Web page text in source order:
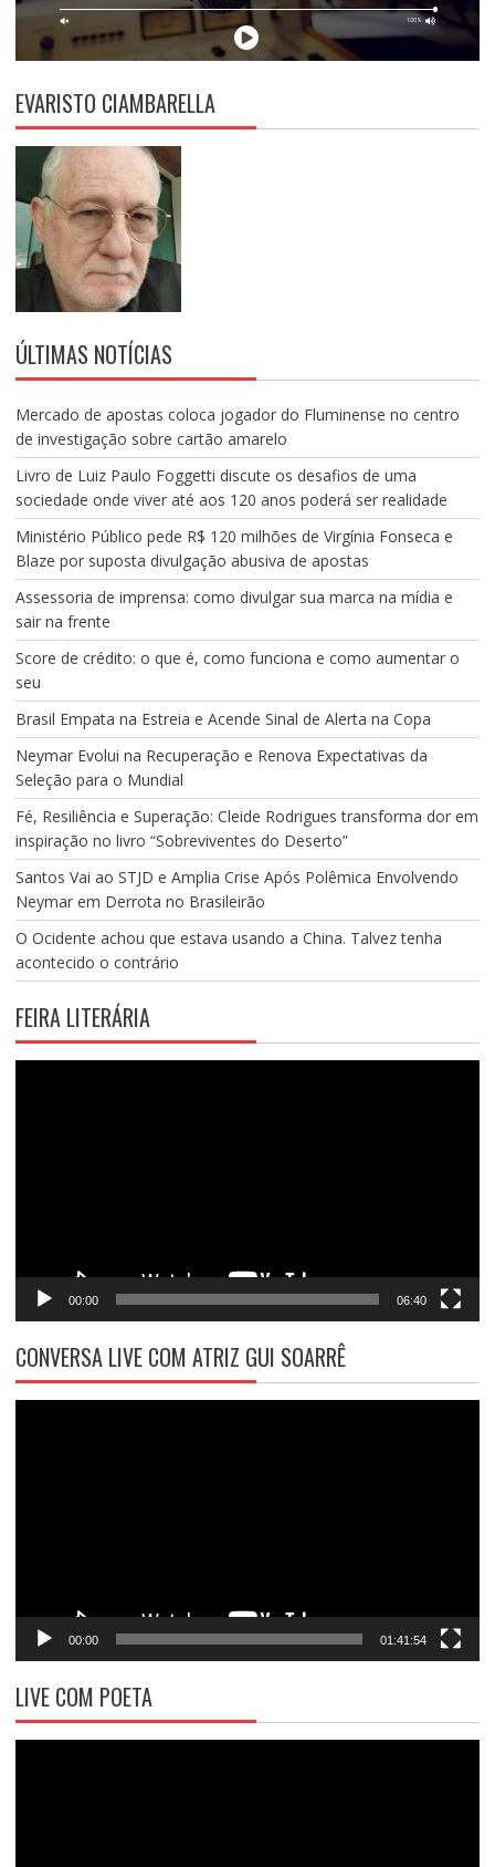
EVARISTO CIAMBARELLA
ÚLTIMAS NOTÍCIAS
Mercado de apostas coloca jogador do Fluminense no centro
de investigação sobre cartão amarelo
Livro de Luiz Paulo Foggetti discute os desafios de uma
sociedade onde viver até aos 120 anos poderá ser realidade
Ministério Público pede R$ 120 milhões de Virgínia Fonseca e
Blaze por suposta divulgação abusiva de apostas
Assessoria de imprensa: como divulgar sua marca na mídia e
sair na frente
Score de crédito: o que é, como funciona e como aumentar o
seu
Brasil Empata na Estreia e Acende Sinal de Alerta na Copa
Neymar Evolui na Recuperação e Renova Expectativas da
Seleção para o Mundial
Fé, Resiliência e Superação: Cleide Rodrigues transforma dor em
inspiração no livro “Sobreviventes do Deserto”
Santos Vai ao STJD e Amplia Crise Após Polêmica Envolvendo
Neymar em Derrota no Brasileirão
O Ocidente achou que estava usando a China. Talvez tenha
acontecido o contrário
FEIRA LITERÁRIA
00:00 06:40
CONVERSA LIVE COM ATRIZ GUI SOARRÊ
00:00 01:41:54
LIVE COM POETA